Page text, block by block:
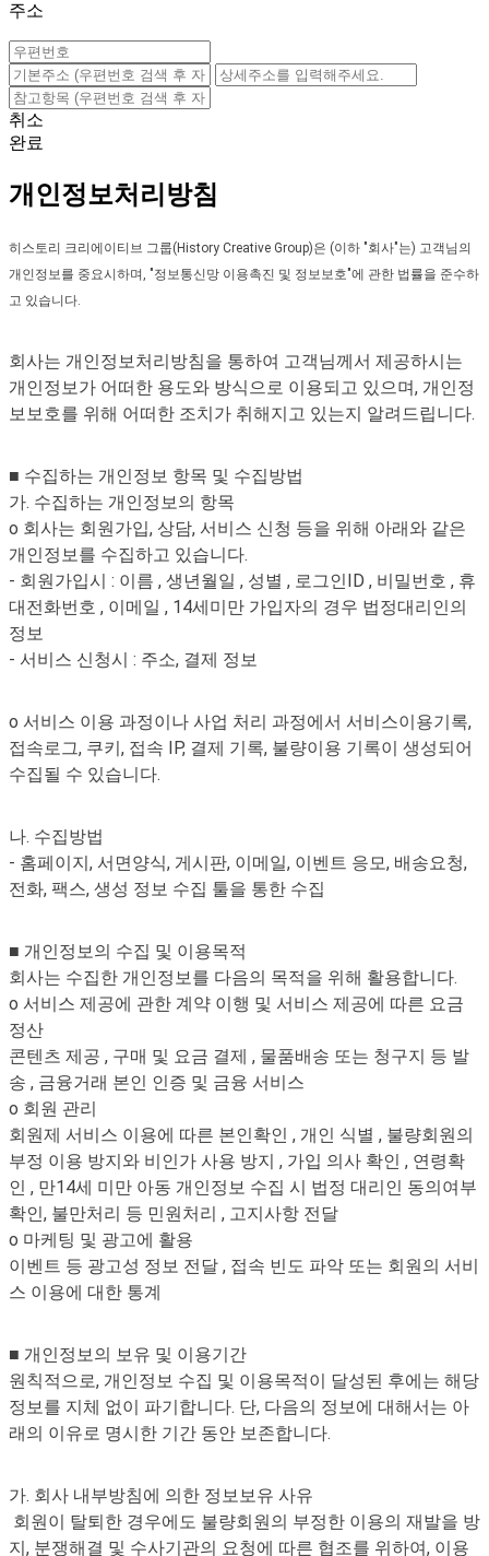
주소
취소
완료
개인정보처리방침
히스토리 크리에이티브 그룹(History Creative Group)은 (이하 "회사"는) 고객님의
개인정보를 중요시하며, "정보통신망 이용촉진 및 정보보호"에 관한 법률을 준수하
고 있습니다.
회사는 개인정보처리방침을 통하여 고객님께서 제공하시는
개인정보가 어떠한 용도와 방식으로 이용되고 있으며, 개인정
보보호를 위해 어떠한 조치가 취해지고 있는지 알려드립니다.
■ 수집하는 개인정보 항목 및 수집방법
가. 수집하는 개인정보의 항목
o 회사는 회원가입, 상담, 서비스 신청 등을 위해 아래와 같은
개인정보를 수집하고 있습니다.
- 회원가입시 : 이름 , 생년월일 , 성별 , 로그인ID , 비밀번호 , 휴
대전화번호 , 이메일 , 14세미만 가입자의 경우 법정대리인의
정보
- 서비스 신청시 : 주소, 결제 정보
o 서비스 이용 과정이나 사업 처리 과정에서 서비스이용기록,
접속로그, 쿠키, 접속 IP, 결제 기록, 불량이용 기록이 생성되어
수집될 수 있습니다.
나. 수집방법
- 홈페이지, 서면양식, 게시판, 이메일, 이벤트 응모, 배송요청,
전화, 팩스, 생성 정보 수집 툴을 통한 수집
■ 개인정보의 수집 및 이용목적
회사는 수집한 개인정보를 다음의 목적을 위해 활용합니다.
o 서비스 제공에 관한 계약 이행 및 서비스 제공에 따른 요금
정산
콘텐츠 제공 , 구매 및 요금 결제 , 물품배송 또는 청구지 등 발
송 , 금융거래 본인 인증 및 금융 서비스
o 회원 관리
회원제 서비스 이용에 따른 본인확인 , 개인 식별 , 불량회원의
부정 이용 방지와 비인가 사용 방지 , 가입 의사 확인 , 연령확
인 , 만14세 미만 아동 개인정보 수집 시 법정 대리인 동의여부
확인, 불만처리 등 민원처리 , 고지사항 전달
o 마케팅 및 광고에 활용
이벤트 등 광고성 정보 전달 , 접속 빈도 파악 또는 회원의 서비
스 이용에 대한 통계
■ 개인정보의 보유 및 이용기간
원칙적으로, 개인정보 수집 및 이용목적이 달성된 후에는 해당
정보를 지체 없이 파기합니다. 단, 다음의 정보에 대해서는 아
래의 이유로 명시한 기간 동안 보존합니다.
가. 회사 내부방침에 의한 정보보유 사유
회원이 탈퇴한 경우에도 불량회원의 부정한 이용의 재발을 방
지, 분쟁해결 및 수사기관의 요청에 따른 협조를 위하여, 이용